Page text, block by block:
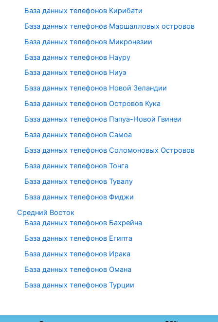
База данных телефонов Кирибати
База данных телефонов Маршалловых островов
База данных телефонов Микронезии
База данных телефонов Науру
База данных телефонов Ниуэ
База данных телефонов Новой Зеландии
База данных телефонов Островов Кука
База данных телефонов Папуа-Новой Гвинеи
База данных телефонов Самоа
База данных телефонов Соломоновых Островов
База данных телефонов Тонга
База данных телефонов Тувалу
База данных телефонов Фиджи
Средний Восток
База данных телефонов Бахрейна
База данных телефонов Египта
База данных телефонов Ирака
База данных телефонов Омана
База данных телефонов Турции